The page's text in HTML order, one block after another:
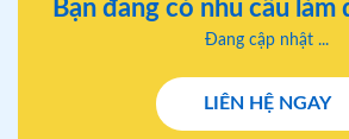
Bạn đang có nhu cầu làm
Đang cập nhật ...
LIÊN HỆ NGAY